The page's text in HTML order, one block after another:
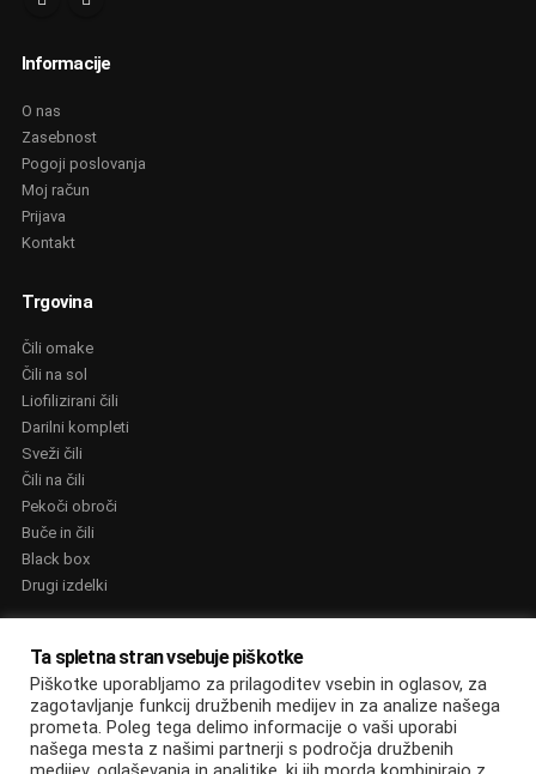
Informacije
O nas
Zasebnost
Pogoji poslovanja
Moj račun
Prijava
Kontakt
Trgovina
Čili omake
Čili na sol
Liofilizirani čili
Darilni kompleti
Sveži čili
Čili na čili
Pekoči obroči
Buče in čili
Black box
Drugi izdelki
Ta spletna stran vsebuje piškotke
Piškotke uporabljamo za prilagoditev vsebin in oglasov, za
zagotavljanje funkcij družbenih medijev in za analize našega
prometa. Poleg tega delimo informacije o vaši uporabi
našega mesta z našimi partnerji s področja družbenih